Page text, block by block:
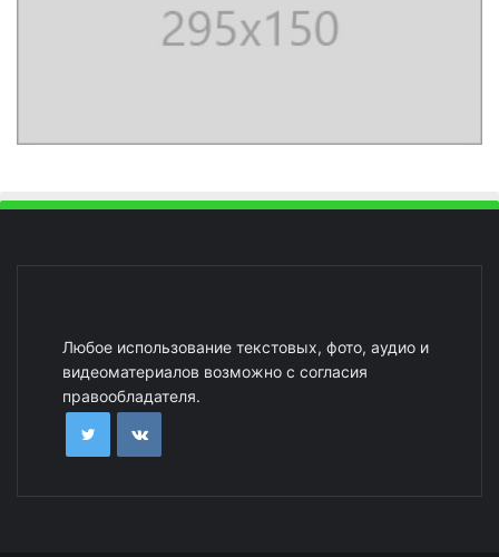
Любое использование текстовых, фото, аудио и
видеоматериалов возможно с согласия
правообладателя.